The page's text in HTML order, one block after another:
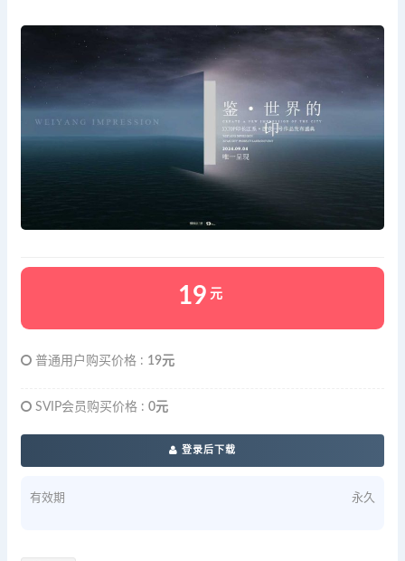
19 元
普通用户购买价格 : 19元
SVIP会员购买价格 : 0元
登录后下载
有效期 永久